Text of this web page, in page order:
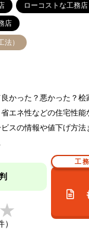
ローコストな工務店
店
法）
かった？悪かった？
エネ性などの住宅性
スの情報や値下げ方
）
工